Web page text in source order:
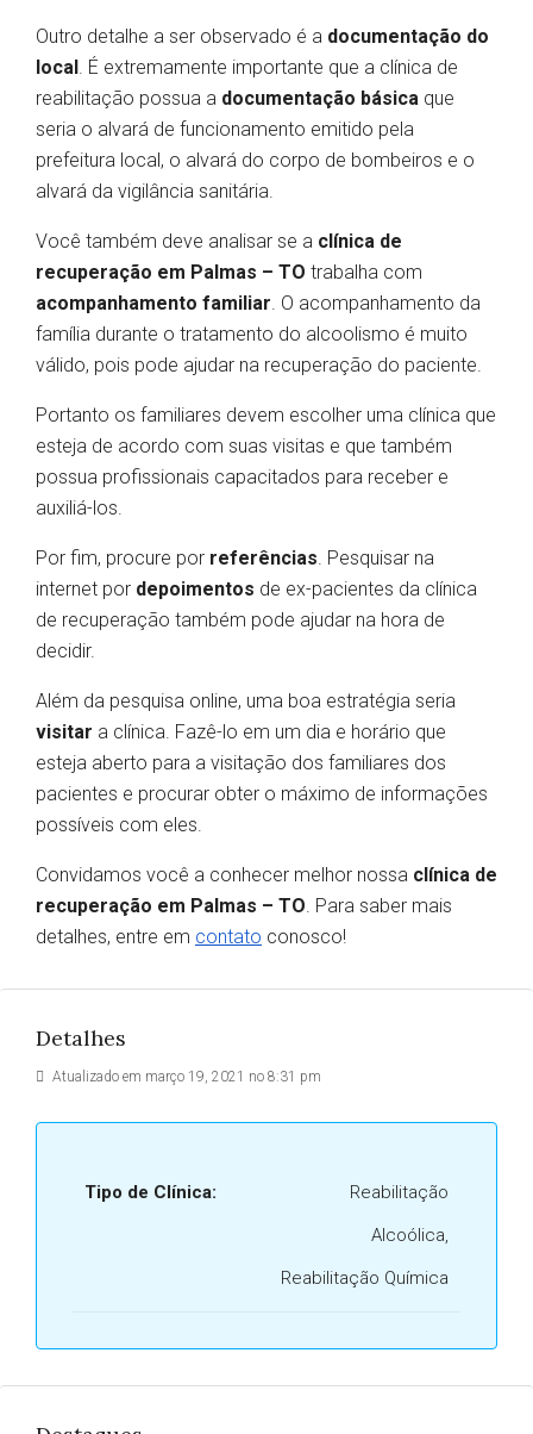
Outro detalhe a ser observado é a documentação do
local. É extremamente importante que a clínica de
reabilitação possua a documentação básica que
seria o alvará de funcionamento emitido pela
prefeitura local, o alvará do corpo de bombeiros e o
alvará da vigilância sanitária.
Você também deve analisar se a clínica de
recuperação em Palmas – TO trabalha com
acompanhamento familiar. O acompanhamento da
família durante o tratamento do alcoolismo é muito
válido, pois pode ajudar na recuperação do paciente.
Portanto os familiares devem escolher uma clínica que
esteja de acordo com suas visitas e que também
possua profissionais capacitados para receber e
auxiliá-los.
Por fim, procure por referências. Pesquisar na
internet por depoimentos de ex-pacientes da clínica
de recuperação também pode ajudar na hora de
decidir.
Além da pesquisa online, uma boa estratégia seria
visitar a clínica. Fazê-lo em um dia e horário que
esteja aberto para a visitação dos familiares dos
pacientes e procurar obter o máximo de informações
possíveis com eles.
Convidamos você a conhecer melhor nossa clínica de
recuperação em Palmas – TO. Para saber mais
detalhes, entre em contato conosco!
Detalhes
Atualizado em março 19, 2021 no 8:31 pm
Tipo de Clínica:
Reabilitação
Alcoólica,
Reabilitação Química